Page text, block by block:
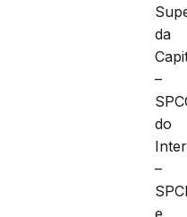
da
–
do
–